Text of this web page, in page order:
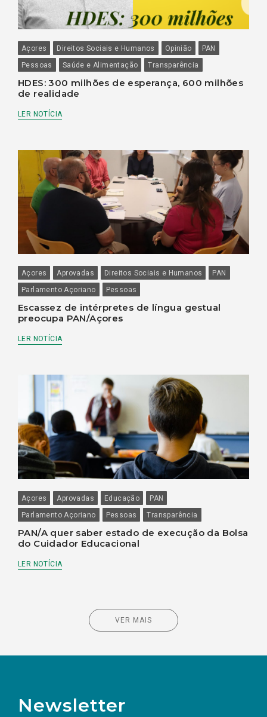
Açores Direitos Sociais e Humanos Opinião
PAN
Pessoas
Saúde e Alimentação Transparência
HDES: 300 milhões de esperança, 600 milhões
de realidade
LER NOTÍCIA
Açores Aprovadas Direitos Sociais e Humanos
PAN
Parlamento Açoriano
Pessoas
Escassez de intérpretes de língua gestual
preocupa PAN/Açores
LER NOTÍCIA
Açores Aprovadas Educação
PAN
Parlamento Açoriano
Pessoas Transparência
PAN/A quer saber estado de execução da Bolsa
do Cuidador Educacional
LER NOTÍCIA
VER MAIS
Newsletter